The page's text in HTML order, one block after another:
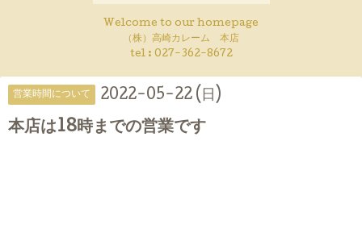
Welcome to our homepage
（株）高崎カレーム 本店
tel : 027-362-8672
営業時間について 2022-05-22 (日)
本店は18時までの営業です